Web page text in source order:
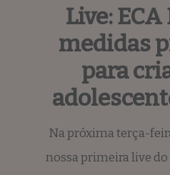
Live:
medidas
para
Na próxima terça-
nossa primeira live do